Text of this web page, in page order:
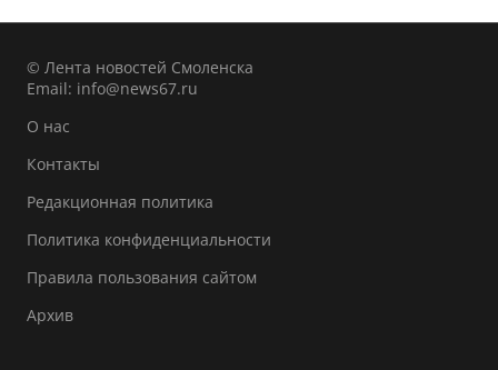
© Лента новостей Смоленска
Email: info@news67.ru
О нас
Контакты
Редакционная политика
Политика конфиденциальности
Правила пользования сайтом
Архив